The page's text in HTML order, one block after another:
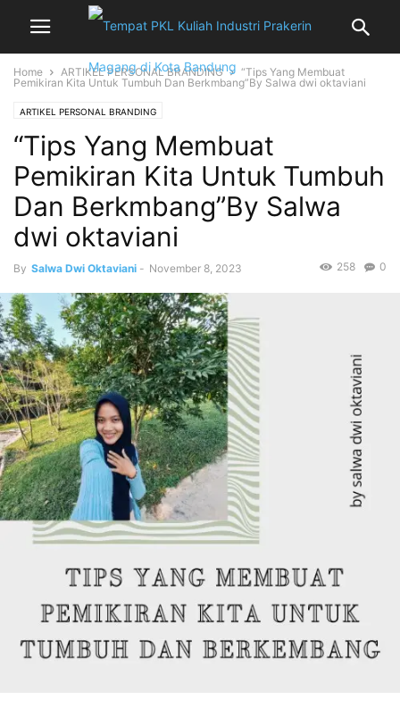
Home ARTIKEL PERSONAL BRANDING
“Tips Yang Membuat
Pemikiran Kita Untuk Tumbuh Dan Berkmbang”By Salwa dwi oktaviani
ARTIKEL PERSONAL BRANDING
“Tips Yang Membuat
Pemikiran Kita Untuk Tumbuh
Dan Berkmbang”By Salwa
dwi oktaviani
By Salwa Dwi Oktaviani - November 8, 2023 0
258